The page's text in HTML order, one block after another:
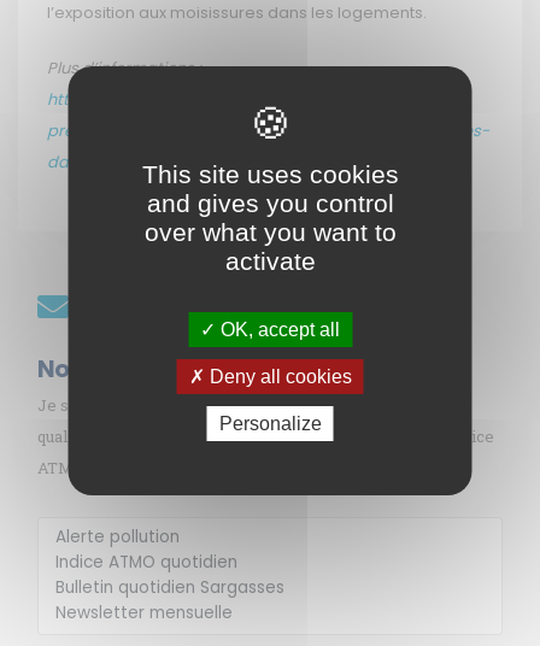
l’exposition aux moisissures dans les logements.
Plus d’informations :
https://www.anses.fr/fr/content/renforcer-la-
prévention-contre-le-développement-des-moisissures-
dans-les-bâtiments-et-leurs
Restez informés
Nos abonnements
Je souhaite recevoir gratuitement les informations sur la
qualité de l’air en Martinique par mail (alerte pollution, indice
ATMO, sargasses, newsletter, etc.)
Membre de Agréé par
This site uses cookies
and gives you control
over what you want to
activate
OK, accept all
Deny all cookies
Personalize